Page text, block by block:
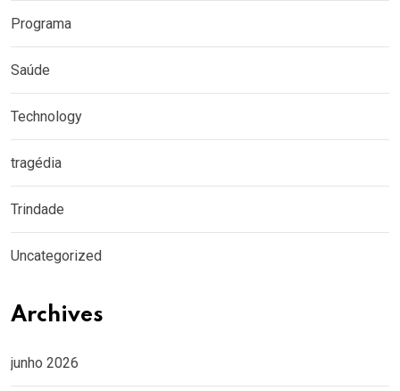
Programa
Saúde
Technology
tragédia
Trindade
Uncategorized
Archives
junho 2026